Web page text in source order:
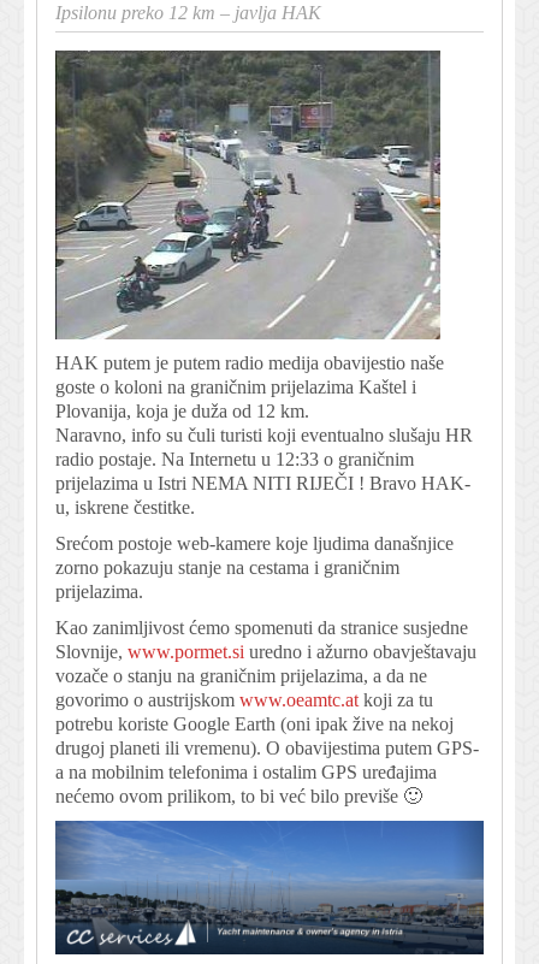
Ipsilonu preko 12 km – javlja HAK
HAK putem je putem radio medija obavijestio naše
goste o koloni na graničnim prijelazima Kaštel i
Plovanija, koja je duža od 12 km.
Naravno, info su čuli turisti koji eventualno slušaju HR
radio postaje. Na Internetu u 12:33 o graničnim
prijelazima u Istri NEMA NITI RIJEČI ! Bravo HAK-
u, iskrene čestitke.
Srećom postoje web-kamere koje ljudima današnjice
zorno pokazuju stanje na cestama i graničnim
prijelazima.
Kao zanimljivost ćemo spomenuti da stranice susjedne
Slovnije, www.pormet.si uredno i ažurno obavještavaju
vozače o stanju na graničnim prijelazima, a da ne
govorimo o austrijskom www.oeamtc.at koji za tu
potrebu koriste Google Earth (oni ipak žive na nekoj
drugoj planeti ili vremenu). O obavijestima putem GPS-
a na mobilnim telefonima i ostalim GPS uređajima
nećemo ovom prilikom, to bi već bilo previše 🙂